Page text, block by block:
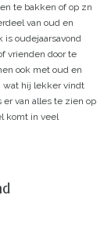
te bakken of op zn
van oud en
is oudejaarsavond
vrienden door te
ook met oud en
wat hij lekker vindt
van alles te zien op
komt in veel